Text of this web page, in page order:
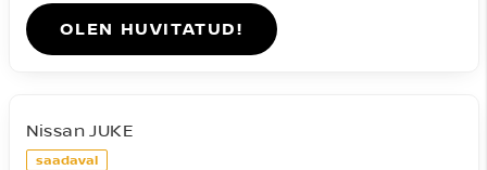
OLEN HUVITATUD!
saadaval
Nissan JUKE